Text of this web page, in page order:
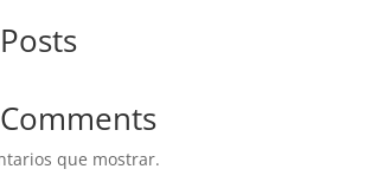
que mostrar.